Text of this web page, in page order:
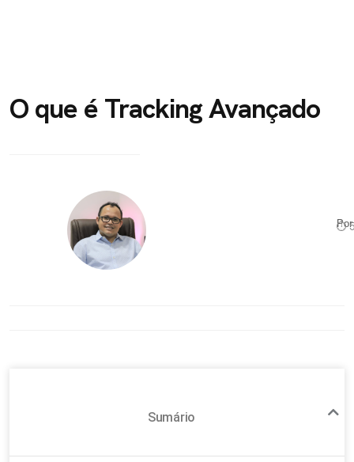
O que é Tracking Avançado
⏱
Sumário